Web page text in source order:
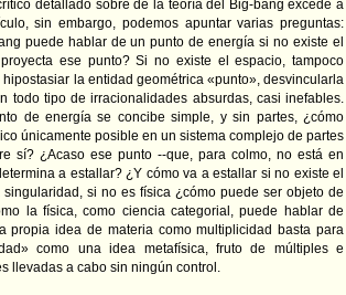
detallado sobre de la teoría del Big-bang excede a
sin embargo, podemos apuntar varias preguntas:
puede hablar de un punto de energía si no existe el
ese punto? Si no existe el espacio, tampoco
la entidad geométrica «punto», desvincularla
todo tipo de irracionalidades absurdas, casi inefables.
de energía se concibe simple, y sin partes, ¿cómo
únicamente posible en un sistema complejo de partes
sí? ¿Acaso ese punto --que, para colmo, no está en
a estallar? ¿Y cómo va a estallar si no existe el
si no es física ¿cómo puede ser objeto de
la física, como ciencia categorial, puede hablar de
propia idea de materia como multiplicidad basta para
como una idea metafísica, fruto de múltiples e
llevadas a cabo sin ningún control.